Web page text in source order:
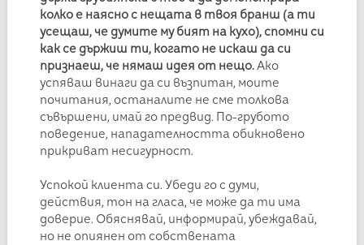
колко е наясно с нещата в твоя бранш (а ти
усещаш, че думите му бият на кухо), спомни си
как се държиш ти, когато не искаш да си
признаеш, че нямаш идея от нещо.Ако
успяваш винаги да си възпитан, моите
почитания, останалите не сме толкова
съвършени, имай го предвид. По-грубото
поведение, нападателността обикновено
прикриват несигурност.
Успокой клиента си. Убеди го с думи,
действия, тон на гласа, че може да ти има
доверие. Обяснявай, информирай, убеждавай,
но не опиянен от собствената